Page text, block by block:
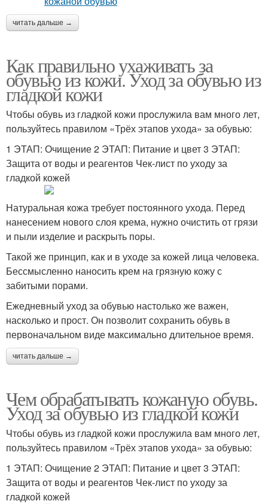
читать дальше →
Как правильно ухаживать за
обувью из кожи. Уход за обувью из
гладкой кожи
Чтобы обувь из гладкой кожи прослужила вам много лет,
пользуйтесь правилом «Трёх этапов ухода» за обувью:
1 ЭТАП: Очищение 2 ЭТАП: Питание и цвет 3 ЭТАП:
Защита от воды и реагентов Чек-лист по уходу за
гладкой кожей
Натуральная кожа требует постоянного ухода. Перед
нанесением нового слоя крема, нужно очистить от грязи
и пыли изделие и раскрыть поры.
Такой же принцип, как и в уходе за кожей лица человека.
Бессмысленно наносить крем на грязную кожу с
забитыми порами.
Ежедневный уход за обувью настолько же важен,
насколько и прост. Он позволит сохранить обувь в
первоначальном виде максимально длительное время.
читать дальше →
Чем обрабатывать кожаную обувь.
Уход за обувью из гладкой кожи
Чтобы обувь из гладкой кожи прослужила вам много лет,
пользуйтесь правилом «Трёх этапов ухода» за обувью:
1 ЭТАП: Очищение 2 ЭТАП: Питание и цвет 3 ЭТАП:
Защита от воды и реагентов Чек-лист по уходу за
гладкой кожей